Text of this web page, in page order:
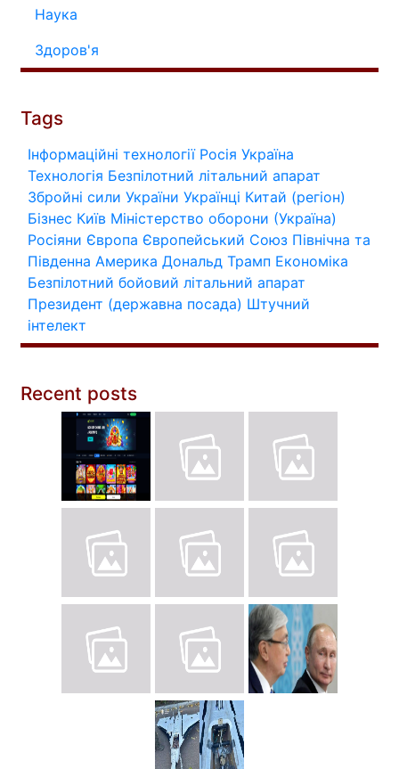
Наука
Здоров'я
Tags
Інформаційні технології Росія Україна
Технологія Безпілотний літальний апарат
Збройні сили України Українці Китай (регіон)
Бізнес Київ Міністерство оборони (Україна)
Росіяни Європа Європейський Союз Північна та
Південна Америка Дональд Трамп Економіка
Безпілотний бойовий літальний апарат
Президент (державна посада) Штучний
інтелект
Recent posts